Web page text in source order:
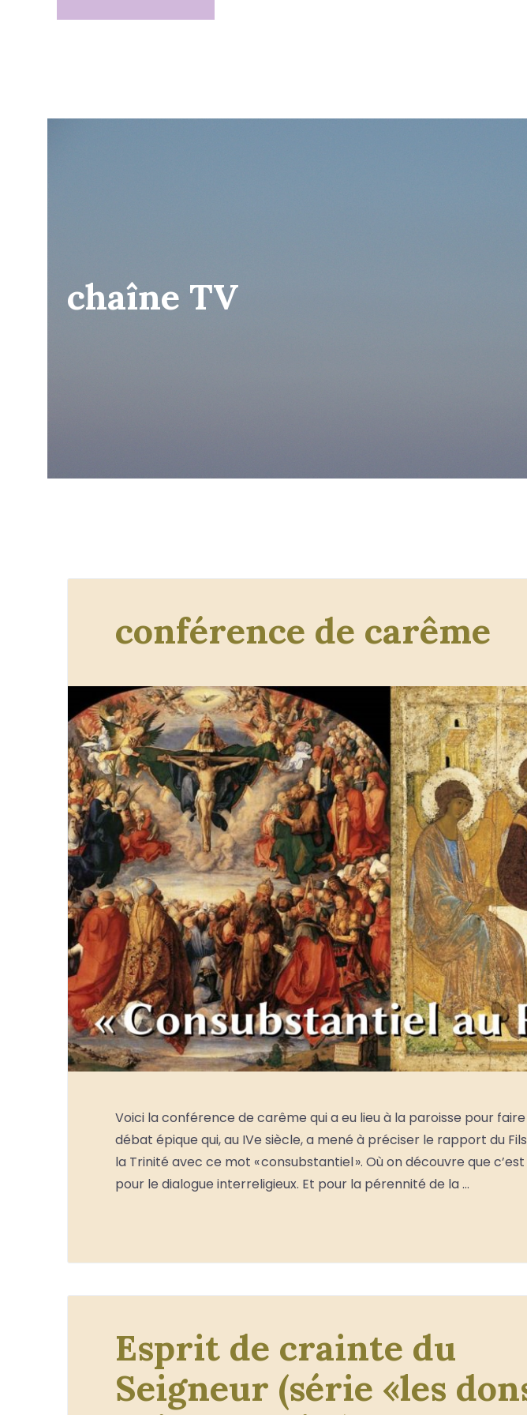
chaîne TV
conférence de carême
Voici la conférence de carême qui a eu lieu à la paroisse pour
débat épique qui, au IVe siècle, a mené à préciser le rapport du
la Trinité avec ce mot « consubstantiel ». Où on découvre que
pour le dialogue interreligieux. Et pour la pérennité de la …
Esprit de crainte du
Seigneur (série «les